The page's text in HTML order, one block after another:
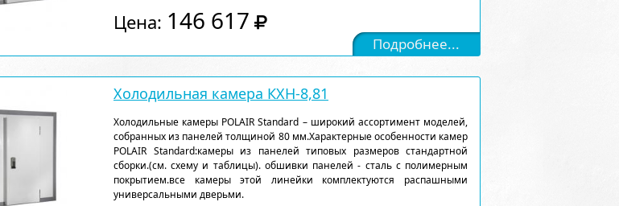
Цена: 146 617
Подробнее...
Холодильная камера КХН-8,81
Холодильные камеры POLAIR Standard – широкий ассортимент моделей,
собранных из панелей толщиной 80 мм.Характерные особенности камер
POLAIR Standard:камеры из панелей типовых размеров стандартной
сборки.(см. схему и таблицы). обшивки панелей - сталь с полимерным
покрытием.все камеры этой линейки комплектуются распашными
универсальными дверьми.